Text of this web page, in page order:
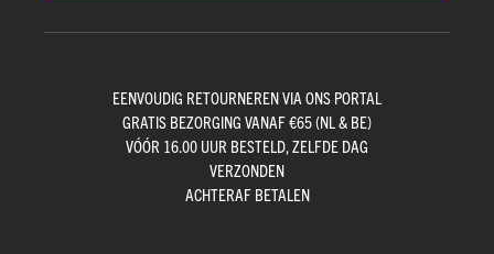
EENVOUDIG RETOURNEREN VIA ONS PORTAL
GRATIS BEZORGING VANAF €65 (NL & BE)
VÓÓR 16.00 UUR BESTELD, ZELFDE DAG
VERZONDEN
ACHTERAF BETALEN